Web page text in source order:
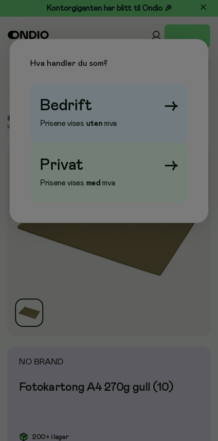
Kontorgiganten har blitt til Ondio 🎉
kartong
Plakatkartong
NO BRAND
Fotokartong A4 270g gull (10)
200+ i lager
Hva handler du som?
Bedrift →
Prisene vises uten mva
Privat →
Prisene vises med mva